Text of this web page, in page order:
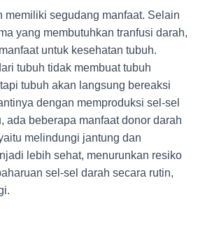
memiliki segudang manfaat. Selain
yang membutuhkan tranfusi darah,
untuk kesehatan tubuh.
tubuh tidak membuat tubuh
tubuh akan langsung bereaksi
dengan memproduksi sel-sel
ada beberapa manfaat donor darah
melindungi jantung dan
lebih sehat, menurunkan resiko
sel-sel darah secara rutin,